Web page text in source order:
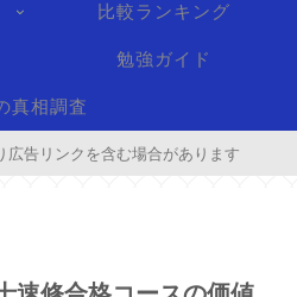
比較ランキング
勉強ガイド
真相調査
広告リンクを含む場合があります